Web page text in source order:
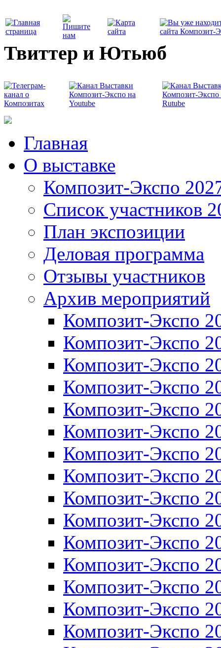
Твиттер и Ютьюб
Главная
О выставке
Композит-Экспо
Список участников
План экспозиции
Деловая программа
Отзывы участников
Архив мероприятий
Композит-Экспо
Композит-Экспо
Композит-Экспо
Композит-Экспо
Композит-Экспо
Композит-Экспо
Композит-Экспо
Композит-Экспо
Композит-Экспо
Композит-Экспо
Композит-Экспо
Композит-Экспо
Композит-Экспо
Композит-Экспо
Композит-Экспо